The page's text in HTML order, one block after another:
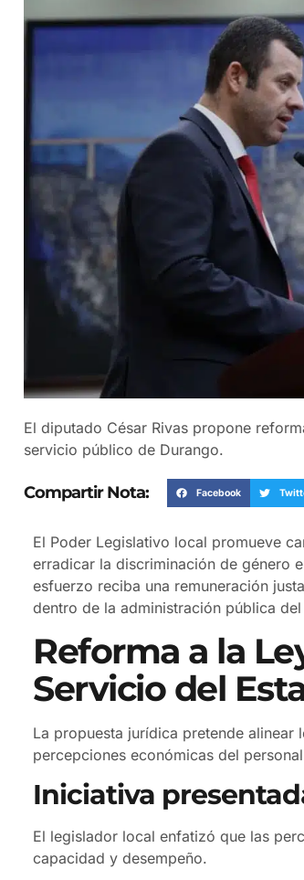
El diputado César Rivas propone
servicio público de Durango.
Compartir Nota: Facebook
El Poder Legislativo local promueve
erradicar la discriminación de género
esfuerzo reciba una remuneración
dentro de la administración pública
Reforma a la
Servicio del
La propuesta jurídica pretende alinear
percepciones económicas del
Iniciativa
El legislador local enfatizó que las
capacidad y desempeño.